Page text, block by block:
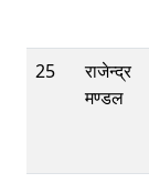
25
राजेन्द्र
मण्डल